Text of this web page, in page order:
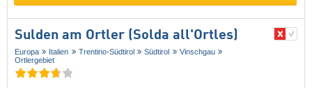
Sulden am Ortler (Solda all'Ortles)
Europa Italien Trentino-Südtirol Südtirol
Vinschgau
Ortlergebiet